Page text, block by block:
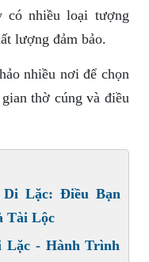
có nhiều loại tượng
lượng đảm bảo.
nhiều nơi để chọn
thờ cúng và điều
Lặc: Điều Bạn
Tài Lộc
Lặc - Hành Trình